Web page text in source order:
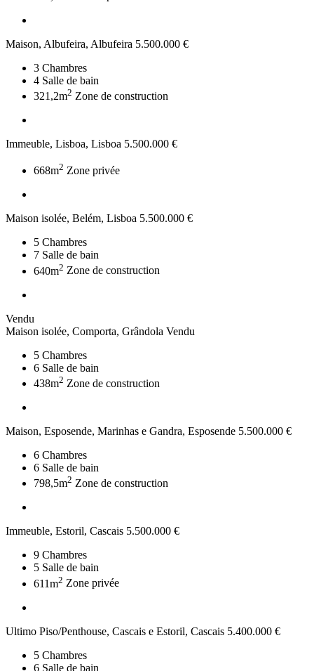
Maison, Albufeira, Albufeira 5.500.000 €
3 Chambres
4 Salle de bain
321,2m2 Zone de construction
Immeuble, Lisboa, Lisboa 5.500.000 €
668m2 Zone privée
Maison isolée, Belém, Lisboa 5.500.000 €
5 Chambres
7 Salle de bain
640m2 Zone de construction
Vendu
Maison isolée, Comporta, Grândola Vendu
5 Chambres
6 Salle de bain
438m2 Zone de construction
Maison, Esposende, Marinhas e Gandra, Esposende 5.500.000 €
6 Chambres
6 Salle de bain
798,5m2 Zone de construction
Immeuble, Estoril, Cascais 5.500.000 €
9 Chambres
5 Salle de bain
611m2 Zone privée
Ultimo Piso/Penthouse, Cascais e Estoril, Cascais 5.400.000 €
5 Chambres
6 Salle de bain